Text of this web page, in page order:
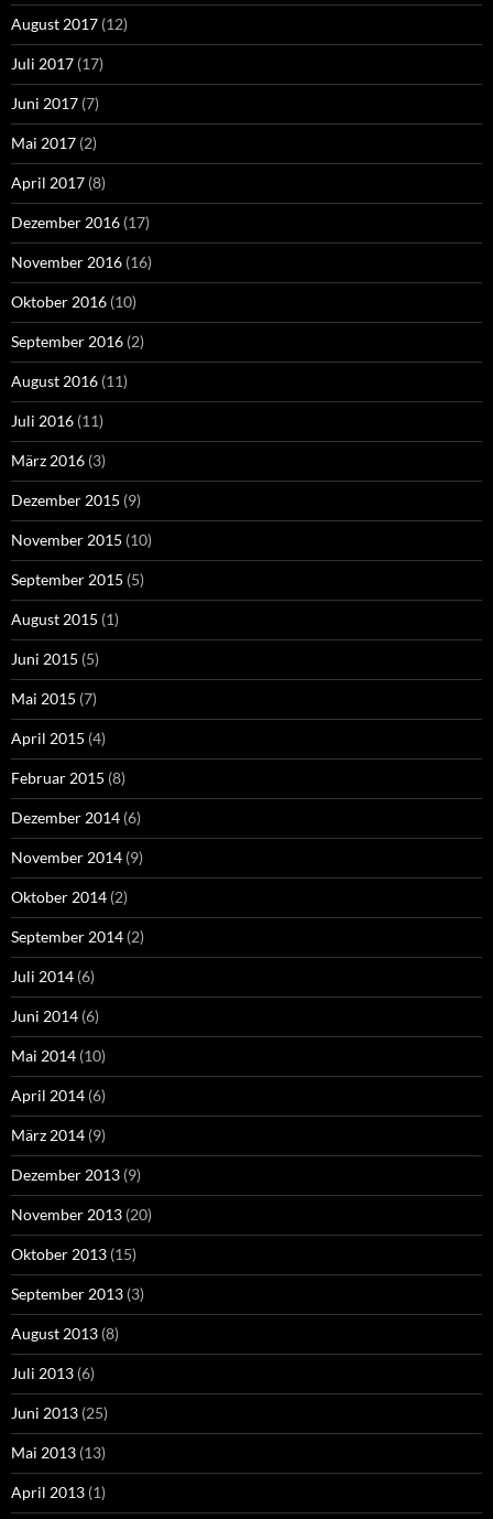
August 2017 (12)
Juli 2017 (17)
Juni 2017 (7)
Mai 2017 (2)
April 2017 (8)
Dezember 2016 (17)
November 2016 (16)
Oktober 2016 (10)
September 2016 (2)
August 2016 (11)
Juli 2016 (11)
März 2016 (3)
Dezember 2015 (9)
November 2015 (10)
September 2015 (5)
August 2015 (1)
Juni 2015 (5)
Mai 2015 (7)
April 2015 (4)
Februar 2015 (8)
Dezember 2014 (6)
November 2014 (9)
Oktober 2014 (2)
September 2014 (2)
Juli 2014 (6)
Juni 2014 (6)
Mai 2014 (10)
April 2014 (6)
März 2014 (9)
Dezember 2013 (9)
November 2013 (20)
Oktober 2013 (15)
September 2013 (3)
August 2013 (8)
Juli 2013 (6)
Juni 2013 (25)
Mai 2013 (13)
April 2013 (1)